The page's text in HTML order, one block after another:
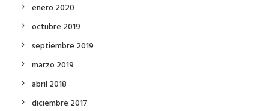
enero 2020
octubre 2019
septiembre 2019
marzo 2019
abril 2018
diciembre 2017